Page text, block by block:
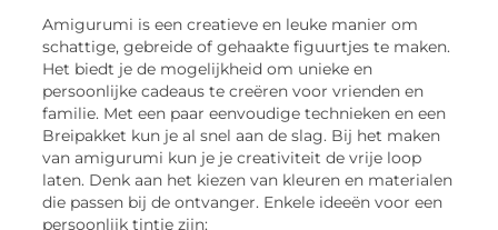
Amigurumi is een creatieve en leuke manier om
schattige, gebreide of gehaakte figuurtjes te maken.
Het biedt je de mogelijkheid om unieke en
persoonlijke cadeaus te creëren voor vrienden en
familie. Met een paar eenvoudige technieken en een
Breipakket kun je al snel aan de slag. Bij het maken
van amigurumi kun je je creativiteit de vrije loop
laten. Denk aan het kiezen van kleuren en materialen
die passen bij de ontvanger. Enkele ideeën voor een
persoonlijk tintje zijn: